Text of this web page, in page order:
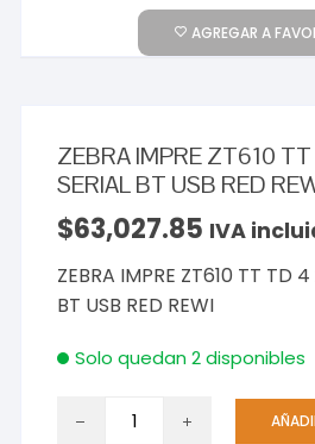
AGREGAR A
ZEBRA IMPRE ZT610
SERIAL BT USB RED
$63,027.85 IVA
ZEBRA IMPRE ZT610 TT TD
BT USB RED REWI
Solo quedan 2 disponibles
ZEBRA